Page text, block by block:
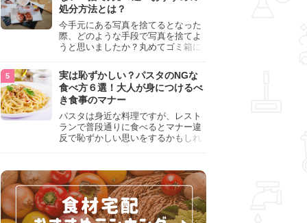
処分方法とは？
今手元にある写真を捨てるとなった
際、どのような手段で写真を捨てよ
うと思いましたか？丸めてゴミ箱に
真は個人情報が詰まっているので、
ただ丸めただけの状態で捨ててしま
うのは危険です。写真にすべきでは
ない捨て方をまとめているので、ぜ
ひチェックしておきましょう。
実は恥ずかしい？パスタのNGな
食べ方６選！大人が身につけるべ
き食事のマナー
パスタは身近な料理ですが、レスト
ランで普段通りに食べるとマナー違
反で恥ずかしい思いをするかもしれ
して、正しい食べ方を確認しましょ
う。大人の嗜みとして知っておきた
い新常識を解説します。